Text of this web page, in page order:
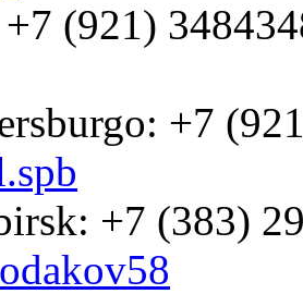
+7 (921)
+7
+7 (383)